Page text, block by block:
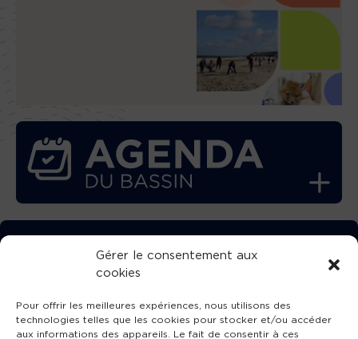
Gérer le consentement aux
cookies
Pour offrir les meilleures expériences, nous utilisons des
technologies telles que les cookies pour stocker et/ou accéder
aux informations des appareils. Le fait de consentir à ces
TÉLÉCHARGEZ GRATUITEMENT
L’APPLICATION TVBA !